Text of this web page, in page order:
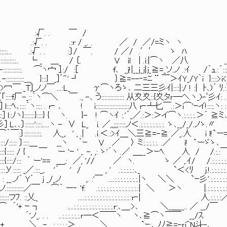
/
_. . ／ / ／/=ミヽ ヽ
. :〕/ ￣. / ／/ .′′ ゝ ﾊ _＿.ノ
└ _ ＿ / 〔. V il | .i:|⌒ヽ ／八 __.ノ
⌒ヽ宀 ].:/ :[ f､ _j!|__j_j|j_≧=_ソ.ノ .:ｲ /｀ｭ
}:::} _]´"' ┘ ｝≧=--‐=ﾆ ¨ ￣＞ｲY_/Y｀i
_T]_ノノ￣ ...:L_ γ⌒ヽろゝ､ 二三三彡ｲ|::::|:/ ! :| ﾄ､)´ ﾘ
-_::｀ヽ⌒＼ ￣ ., -､ う::::::::::::::: 从夊夊::{夊タｒ―へ.ヽ_)-ﾞ彡ｲ:
ﾍ､::::｀ヽ:::: . r‐ ､ ! i::::::::::::::::::::::八 r‐┴匕￣.:＞i⌒'ｰイ!::::.ヽ:
}:::::::}::::} { ヽ. }- ! ⌒ヽｲ :.'´_／.:＞:＞イ⌒ヽ.:.:.:.:.＞´ ≧ミ
ヽ - ∨ L_ i. ／,,;;;:::::ノ＜.:.:.:.:.:.:.:.:. ゝ､__/_/
人_,. ' , .| .ｉ.＜.:>ｲ＿＼三≧=-≧ ／_.人 i l!`ー
＿ __ヽ ｀ｰ V ／ 〉 ミ:.:.:.:.:. .／ i! `ーゞゝ､ .:.._＿
ー 'ｰ ' ,. -, ,: ゝ'´ヽ .／ ＿__＞ｰﾍ. 人 / /.:.:￣
ー'== ＿,: ／, '// ／ ヽ. ゝ ／ ,.ｲ/ /
'´ ' / , ' .:.:.:.:.:､_ `＜<ﾘ
,. :'￣ ....:.:.:.:.:.:.:.:.|ヽ ＼＼ `ｰ彡
ー‐ 'f: .:.:.:.:.:.:.:.:.:.:.:.:.:.:| ＼ ＞ヽ
フﾌ. ::乂_ ....:.:.:.:.:.:.:.:.:.:.:.:.:.:.:.:r‐| 人.:.:.:.:
....:.:.:.:.:.:.:.:.:.:.:.:.:.r:､＿.>､ ＼_＿__.. ／ __/￣
. ..:.:.:.:.:.:.ｒ―＜￣￣ヽ ヽ､≧⌒ヽ￣￣ __/ｽ
＼ - _.:.:.:.:.:＞ ＼ `ｰ:､_ﾉﾉ≧=-ｒi^N斗-､